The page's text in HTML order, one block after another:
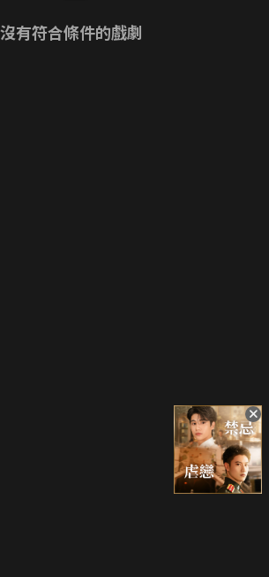
沒有符合條件的戲劇